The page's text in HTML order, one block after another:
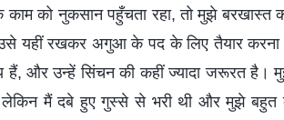
काम को नुकसान पहुँचता रहा, तो मुझे बरखास्त
उसे यहीं रखकर अगुआ के पद के लिए तैयार करना
हैं, और उन्हें सिंचन की कहीं ज्यादा जरूरत है।
लेकिन मैं दबे हुए गुस्से से भरी थी और मुझे बहुत